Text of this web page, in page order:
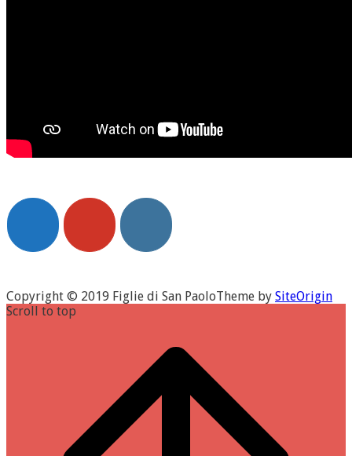
Copyright © 2019 Figlie di San PaoloTheme by SiteOrigin
Scroll to top